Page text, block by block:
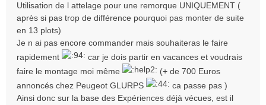
Utilisation de l attelage pour une remorque UNIQUEMENT (
après si pas trop de différence pourquoi pas monter de suite
en 13 plots)
Je n ai pas encore commander mais souhaiteras le faire
rapidement
car je dois partir en vacances et voudrais
faire le montage moi même
(+ de 700 Euros
annoncés chez Peugeot GLURPS
ca passe pas )
Ainsi donc sur la base des Expériences déjà vécues, est il